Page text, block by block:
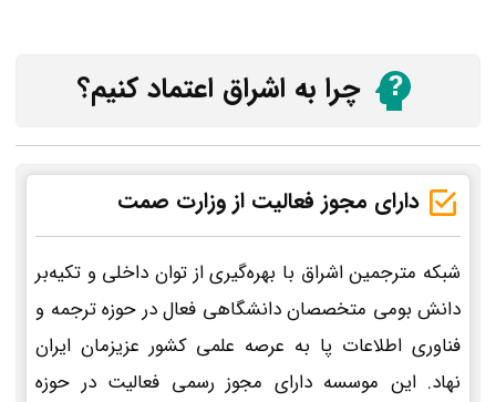
چرا به اشراق اعتماد کنیم؟
دارای مجوز فعالیت از وزارت صمت
شبکه مترجمین اشراق با بهره‌گیری از توان داخلی و تکیه‌بر
دانش بومی متخصصان دانشگاهی فعال در حوزه ترجمه و
فناوری اطلاعات پا به عرصه علمی کشور عزیزمان ایران
نهاد. این موسسه دارای مجوز رسمی فعالیت در حوزه